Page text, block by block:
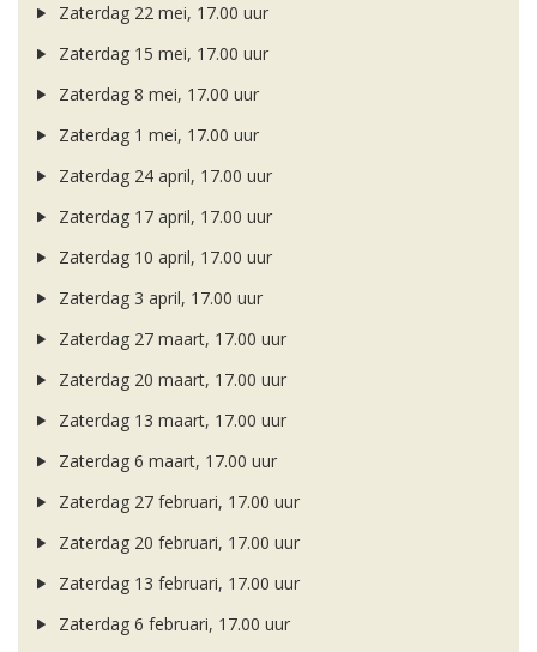
Zaterdag 22 mei, 17.00 uur
Zaterdag 15 mei, 17.00 uur
Zaterdag 8 mei, 17.00 uur
Zaterdag 1 mei, 17.00 uur
Zaterdag 24 april, 17.00 uur
Zaterdag 17 april, 17.00 uur
Zaterdag 10 april, 17.00 uur
Zaterdag 3 april, 17.00 uur
Zaterdag 27 maart, 17.00 uur
Zaterdag 20 maart, 17.00 uur
Zaterdag 13 maart, 17.00 uur
Zaterdag 6 maart, 17.00 uur
Zaterdag 27 februari, 17.00 uur
Zaterdag 20 februari, 17.00 uur
Zaterdag 13 februari, 17.00 uur
Zaterdag 6 februari, 17.00 uur